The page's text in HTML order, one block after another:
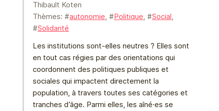
Thibault Koten
Thèmes: #autonomie, #Politique, #Social,
#Solidarité
Les institutions sont-elles neutres ? Elles sont
en tout cas régies par des orientations qui
coordonnent des politiques publiques et
sociales qui impactent directement la
population, à travers toutes ses catégories et
tranches d’âge. Parmi elles, les aîné⸱es se